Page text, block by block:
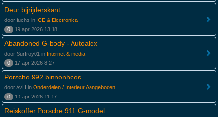
Deur bijrijderskant
door fuchs in ICE & Electronica
0
19 apr 2026 13:18
Abandoned G-body - Autoalex
door Surfroy01 in Internet & media
0
17 apr 2026 8:27
Porsche 992 binnenhoes
door AvH in Onderdelen / Interieur Aangeboden
0
10 apr 2026 11:17
Reiskoffer Porsche 911 G-model